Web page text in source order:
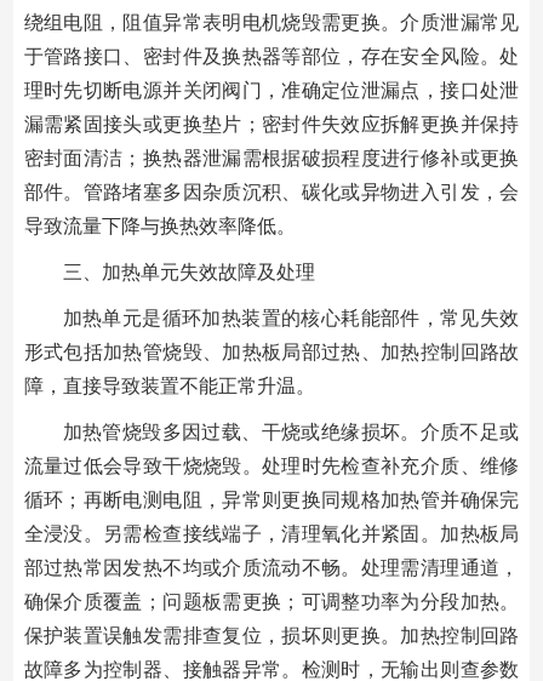
绕组电阻，阻值异常表明电机烧毁需更换。介质泄漏常见
于管路接口、密封件及换热器等部位，存在安全风险。处
理时先切断电源并关闭阀门，准确定位泄漏点，接口处泄
漏需紧固接头或更换垫片；密封件失效应拆解更换并保持
密封面清洁；换热器泄漏需根据破损程度进行修补或更换
部件。管路堵塞多因杂质沉积、碳化或异物进入引发，会
导致流量下降与换热效率降低。
三、加热单元失效故障及处理
加热单元是循环加热装置的核心耗能部件，常见失效
形式包括加热管烧毁、加热板局部过热、加热控制回路故
障，直接导致装置不能正常升温。
加热管烧毁多因过载、干烧或绝缘损坏。介质不足或
流量过低会导致干烧烧毁。处理时先检查补充介质、维修
循环；再断电测电阻，异常则更换同规格加热管并确保完
全浸没。另需检查接线端子，清理氧化并紧固。加热板局
部过热常因发热不均或介质流动不畅。处理需清理通道，
确保介质覆盖；问题板需更换；可调整功率为分段加热。
保护装置误触发需排查复位，损坏则更换。加热控制回路
故障多为控制器、接触器异常。检测时，无输出则查参数